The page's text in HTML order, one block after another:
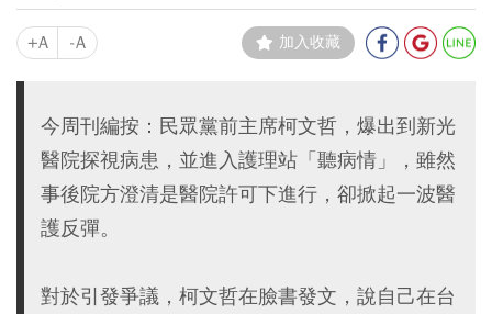
+A -A 加入收藏
今周刊編按：民眾黨前主席柯文哲，爆出到新光
醫院探視病患，並進入護理站「聽病情」，雖然
事後院方澄清是醫院許可下進行，卻掀起一波醫
護反彈。
對於引發爭議，柯文哲在臉書發文，說自己在台